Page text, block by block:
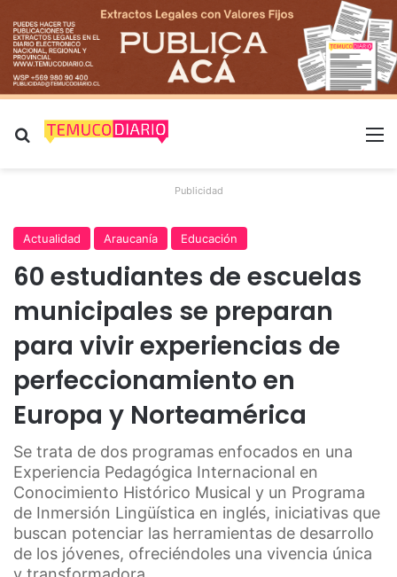
Buscar por
Publicidad
Actualidad Araucanía Educación
60 estudiantes de escuelas
municipales se preparan
para vivir experiencias de
perfeccionamiento en
Europa y Norteamérica
Se trata de dos programas enfocados en una
Experiencia Pedagógica Internacional en
Conocimiento Histórico Musical y un Programa
de Inmersión Lingüística en inglés, iniciativas que
buscan potenciar las herramientas de desarrollo
de los jóvenes, ofreciéndoles una vivencia única